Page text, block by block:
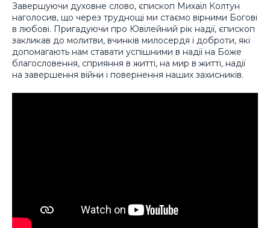
Завершуючи духовне слово, єпископ Михаїл Колтун
наголосив, що через труднощі ми стаємо вірними Богові
в любові. Пригадуючи про Ювілейний рік надії, єпископ
закликав до молитви, вчинків милосердя і доброти, які
допомагають нам ставати успішними в надії на Боже
благословення, сприяння в житті, на мир в житті, надії
на завершення війни і повернення наших захисників.